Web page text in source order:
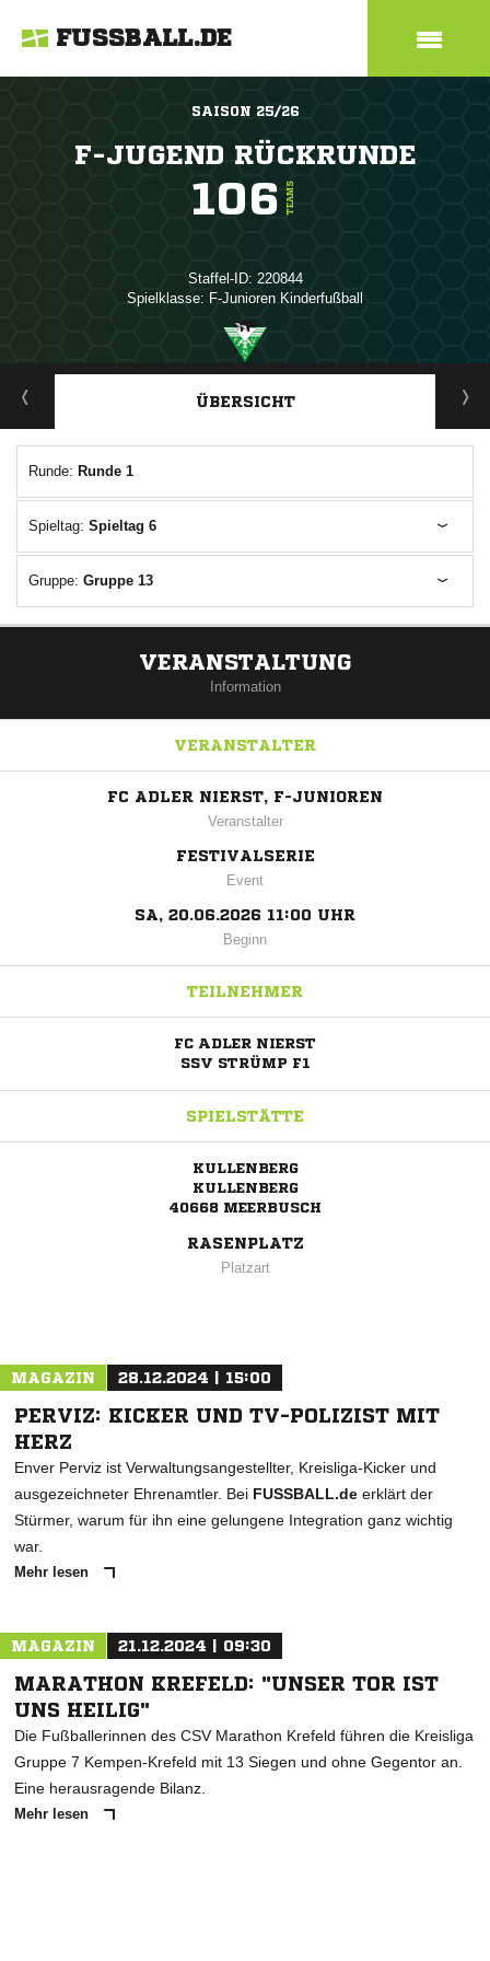
FUSSBALL.DE
SAISON 25/26
F-JUGEND RÜCKRUNDE
106 TEAMS
Staffel-ID: 220844
Spielklasse: F-Junioren Kinderfußball
ANZEIGE
ÜBERSICHT
Runde: Runde 1
Spieltag: Spieltag 6
Gruppe: Gruppe 13
VERANSTALTUNG
Information
VERANSTALTER
FC ADLER NIERST, F-JUNIOREN
Veranstalter
FESTIVALSERIE
Event
SA, 20.06.2026 11:00 UHR
Beginn
TEILNEHMER
FC ADLER NIERST
SSV STRÜMP F1
SPIELSTÄTTE
KULLENBERG
KULLENBERG
40668 MEERBUSCH
RASENPLATZ
Platzart
MAGAZIN 28.12.2024 | 15:00
PERVIZ: KICKER UND TV-POLIZIST MIT
HERZ
Enver Perviz ist Verwaltungsangestellter, Kreisliga-Kicker und
ausgezeichneter Ehrenamtler. Bei FUSSBALL.de erklärt der
Stürmer, warum für ihn eine gelungene Integration ganz wichtig
war.
Mehr lesen
MAGAZIN 21.12.2024 | 09:30
MARATHON KREFELD: "UNSER TOR IST
UNS HEILIG"
Die Fußballerinnen des CSV Marathon Krefeld führen die Kreisliga
Gruppe 7 Kempen-Krefeld mit 13 Siegen und ohne Gegentor an.
Eine herausragende Bilanz.
Mehr lesen